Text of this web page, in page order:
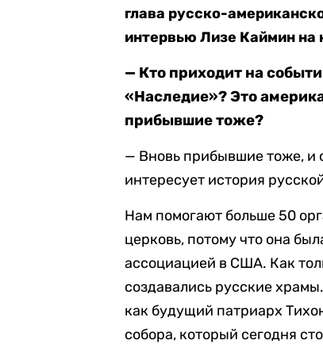
глава русско-
интервью Лизе Каймин на
— Кто приходит на
«Наследие»? Это
прибывшие тоже?
— Вновь прибывшие тоже, и
интересует история
Нам помогают больше 50
церковь, потому что она
ассоциацией в США. Как
создавались русские
как будущий патриарх
собора, который сегодня